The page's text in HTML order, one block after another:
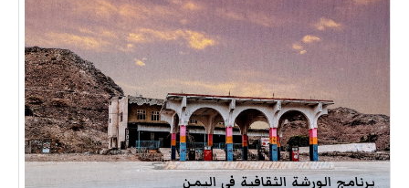
برنامج الورشة الثقافية في اليمن